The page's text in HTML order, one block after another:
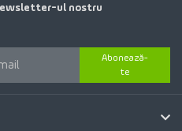
ul nostru
Abonează-
te